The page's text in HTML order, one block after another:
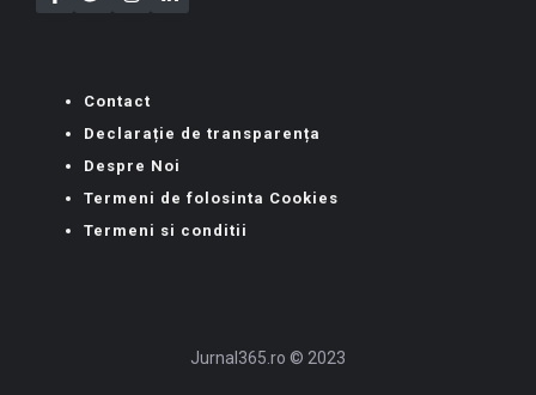
Contact
Declarație de transparența
Despre Noi
Termeni de folosinta Cookies
Termeni si conditii
Jurnal365.ro © 2023